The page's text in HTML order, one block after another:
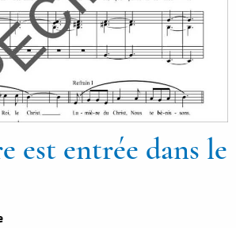
est entrée dans le